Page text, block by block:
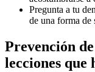
Pregunta a tu
de una forma de
Prevención
lecciones que